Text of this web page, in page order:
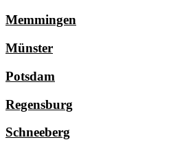
Memmingen
Münster
Potsdam
Regensburg
Schneeberg